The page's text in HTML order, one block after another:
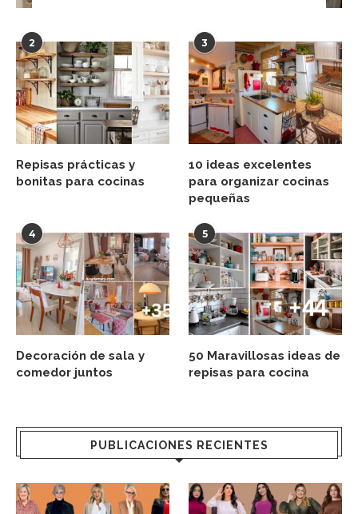
2
Repisas prácticas y
bonitas para cocinas
3
10 ideas excelentes
para organizar cocinas
pequeñas
4
Decoración de sala y
comedor juntos
5
50 Maravillosas ideas de
repisas para cocina
PUBLICACIONES RECIENTES